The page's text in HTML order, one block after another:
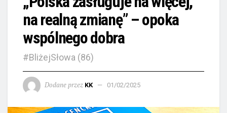
na realną zmianę” – opoka
wspólnego dobra
#BliżejSłowa (86)
Dodane przez KK 01/02/2025